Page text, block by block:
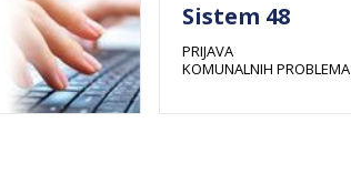
Sistem 48
PRIJAVA
KOMUNALNIH PROBLEMA